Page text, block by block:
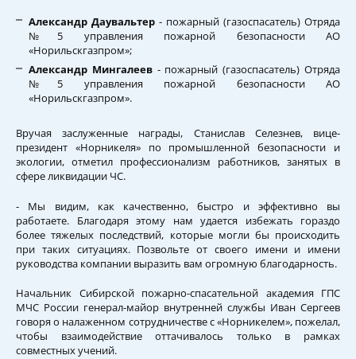
Александр Даувальтер - пожарный (газоспасатель) Отряда
№5 управления пожарной безопасности АО
«Норильскгазпром»;
Александр Мингалеев- пожарный (газоспасатель) Отряда
№5 управления пожарной безопасности АО
«Норильскгазпром».
Вручая заслуженные награды, Станислав Селезнев, вице-
президент «Норникеля» по промышленной безопасности и
экологии, отметил профессионализм работников, занятых в
сфере ликвидации ЧС.
- Мы видим, как качественно, быстро и эффективно вы
работаете. Благодаря этому нам удается избежать гораздо
более тяжелых последствий, которые могли бы происходить
при таких ситуациях. Позвольте от своего имени и имени
руководства компании выразить вам огромную благодарность.
Начальник Сибирской пожарно-спасательной академия ГПС
МЧС России генерал-майор внутренней службы Иван Сергеев
говоря о налаженном сотрудничестве с «Норникелем», пожелал,
чтобы взаимодействие оттачивалось только в рамках
совместных учений.